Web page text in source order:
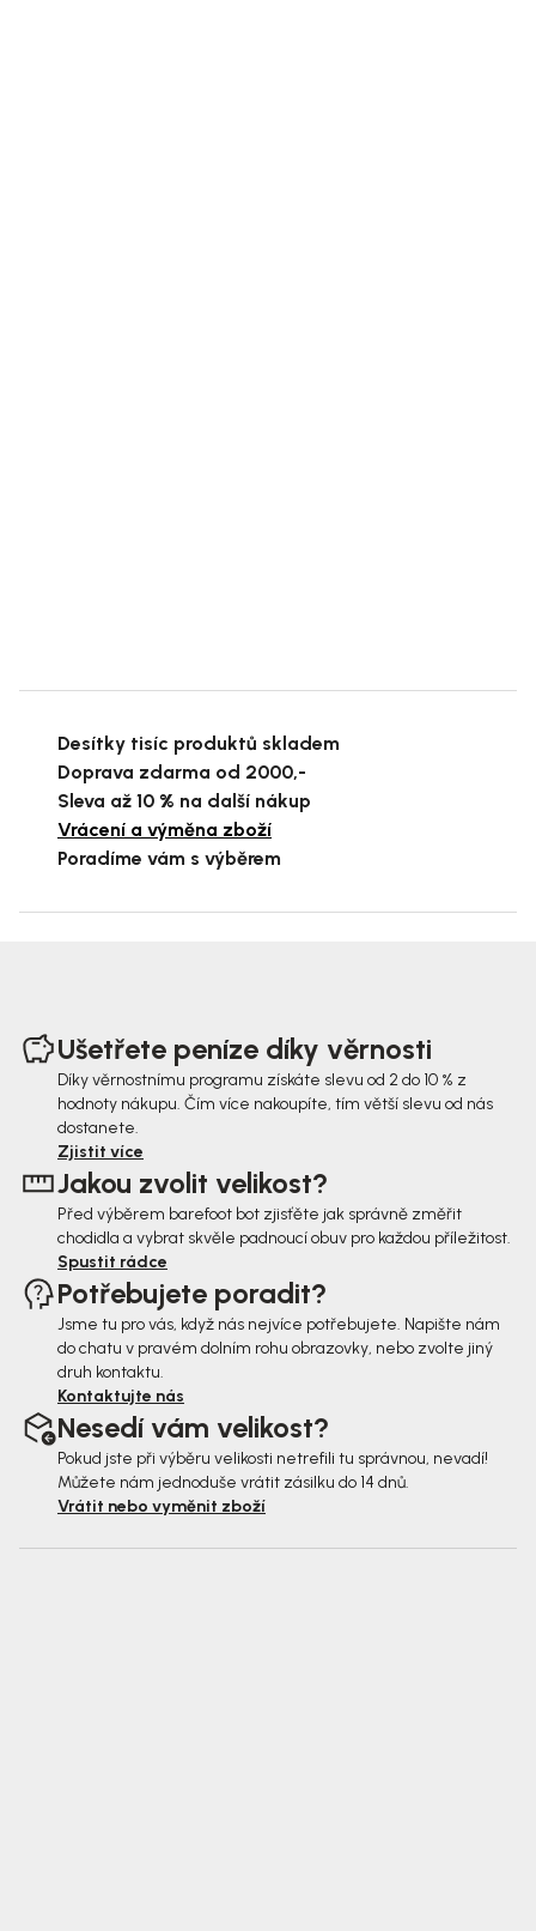
Desítky tisíc produktů skladem
Doprava zdarma od 2000,-
Sleva až 10 % na další nákup
Vrácení a výměna zboží
Poradíme vám s výběrem
Ušetřete peníze díky věrnosti
Díky věrnostnímu programu získáte slevu od 2 do 10 % z
hodnoty nákupu. Čím více nakoupíte, tím větší slevu od nás
dostanete.
Zjistit více
Jakou zvolit velikost?
Před výběrem barefoot bot zjisťěte jak správně změřit
chodidla a vybrat skvěle padnoucí obuv pro každou příležitost.
Spustit rádce
Potřebujete poradit?
Jsme tu pro vás, když nás nejvíce potřebujete. Napište nám
do chatu v pravém dolním rohu obrazovky, nebo zvolte jiný
druh kontaktu.
Kontaktujte nás
Nesedí vám velikost?
Pokud jste při výběru velikosti netrefili tu správnou, nevadí!
Můžete nám jednoduše vrátit zásilku do 14 dnů.
Vrátit nebo vyměnit zboží